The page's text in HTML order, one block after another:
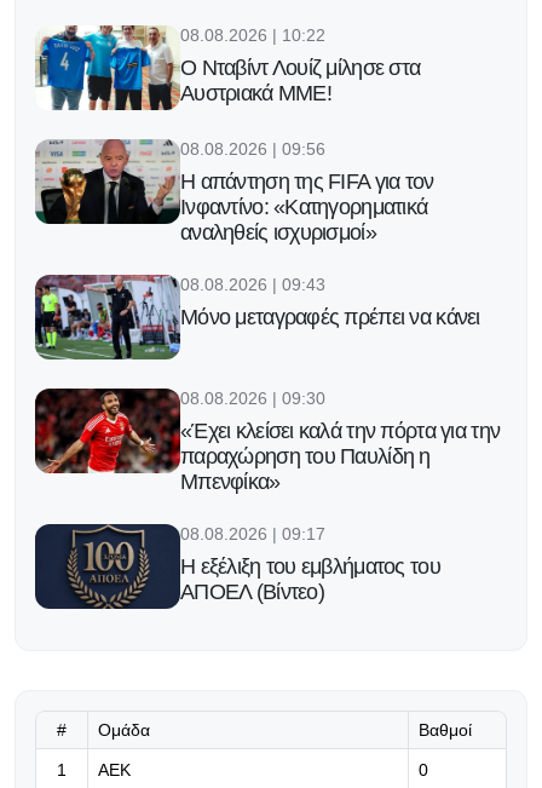
08.08.2026 | 10:22
Ο Νταβίντ Λουίζ μίλησε στα
Αυστριακά ΜΜΕ!
08.08.2026 | 09:56
Η απάντηση της FIFA για τον
Ινφαντίνο: «Κατηγορηματικά
αναληθείς ισχυρισμοί»
08.08.2026 | 09:43
Μόνο μεταγραφές πρέπει να κάνει
08.08.2026 | 09:30
«Έχει κλείσει καλά την πόρτα για την
παραχώρηση του Παυλίδη η
Μπενφίκα»
08.08.2026 | 09:17
Η εξέλιξη του εμβλήματος του
ΑΠΟΕΛ (Βίντεο)
# Ομάδα Βαθμοί
1 ΑΕΚ 0